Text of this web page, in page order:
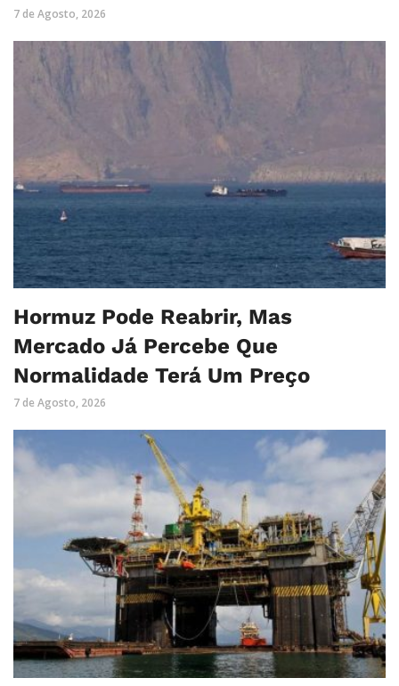
7 de Agosto, 2026
Hormuz Pode Reabrir, Mas
Mercado Já Percebe Que
Normalidade Terá Um Preço
7 de Agosto, 2026